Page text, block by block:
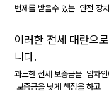
변제를 받을수 있는 안전 장
이러한 전세 대란으
니다.
과도한 전세 보증금을 임차
보증금을 낮게 책정을 하고